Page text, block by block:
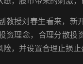
教授刘春生看来，
资理念，合理分散
，并设置合理止损止